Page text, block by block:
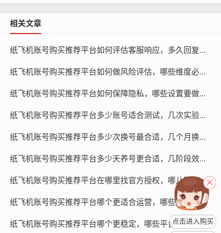
16888.com
价格：价格也是一个重要的考虑因素，在保证平台信誉和
带养号功能的前提下，选择性价比高的套餐。
相关文章
纸飞机账号购买推荐平台如何评估客服响应，多久回复更合适与为何重要指南
纸飞机账号购买推荐平台如何做风险评估，哪些维度必须考虑与策略清单
纸飞机账号购买推荐平台如何保障隐私，哪些设置要做与使用引导与策略清单
纸飞机账号购买推荐平台多少账号适合测试，几次实验更有效与方法清单
纸飞机账号购买推荐平台多少次换号最合适，几个月换更稳与策略预测研究
纸飞机账号购买推荐平台多少天养号更合适，几阶段效果如何与预测研究
纸飞机账号购买推荐平台在哪里找官方授权，哪儿更可信与对比推荐指南
纸飞机账号购买推荐平台哪个更适合运营，哪些账号类型最好与指南学习
纸飞机账号购买推荐平台哪个更稳定，哪些平台掉线少与为何差异评测对比
点击进入购买